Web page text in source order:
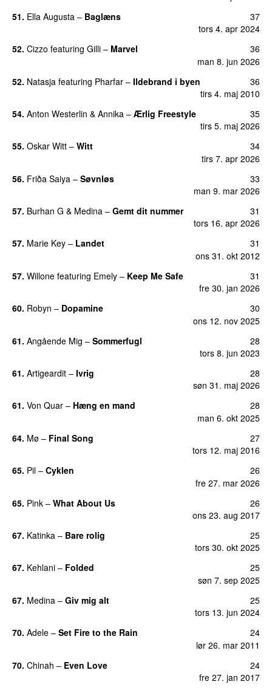
51. Ella Augusta – Baglæns
tors 4. apr 2024
37
52. Cizzo featuring Gilli – Marvel
man 8. jun 2026
36
52. Natasja featuring Pharfar – Ildebrand i byen
tirs 4. maj 2010
36
54. Anton Westerlin & Annika – Ærlig Freestyle
tirs 5. maj 2026
35
55. Oskar Witt – Witt
tirs 7. apr 2026
34
56. Friða Saiya – Søvnløs
man 9. mar 2026
33
57. Burhan G & Medina – Gemt dit nummer
tors 16. apr 2026
31
57. Marie Key – Landet
ons 31. okt 2012
31
57. Willone featuring Emely – Keep Me Safe
fre 30. jan 2026
31
60. Robyn – Dopamine
ons 12. nov 2025
30
61. Angående Mig – Sommerfugl
tors 8. jun 2023
28
61. Artigeardit – Ivrig
søn 31. maj 2026
28
61. Von Quar – Hæng en mand
man 6. okt 2025
28
64. Mø – Final Song
tors 12. maj 2016
27
65. Pil – Cyklen
fre 27. mar 2026
26
65. Pink – What About Us
ons 23. aug 2017
26
67. Katinka – Bare rolig
tors 30. okt 2025
25
67. Kehlani – Folded
søn 7. sep 2025
25
67. Medina – Giv mig alt
tors 13. jun 2024
25
70. Adele – Set Fire to the Rain
lør 26. mar 2011
24
70. Chinah – Even Love
fre 27. jan 2017
24